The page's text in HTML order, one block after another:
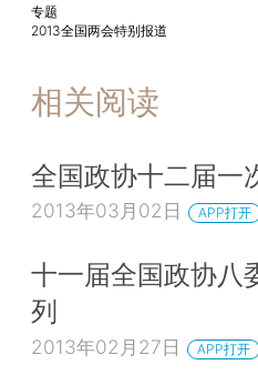
专题
2013全国两会特别报道
相关阅读
全国政协十二届一
2013年03月02日 APP打开
十一届全国政协八
列
2013年02月27日 APP打开